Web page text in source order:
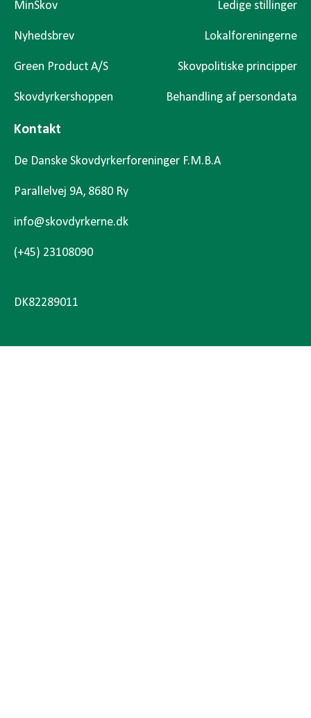
MinSkov
Nyhedsbrev
Green Product A/S
Skovdyrkershoppen
Ledige stillinger
Lokalforeningerne
Skovpolitiske principper
Behandling af persondata
Kontakt
De Danske Skovdyrkerforeninger F.M.B.A
Parallelvej 9A, 8680 Ry
info@skovdyrkerne.dk
(+45) 23108090
DK82289011